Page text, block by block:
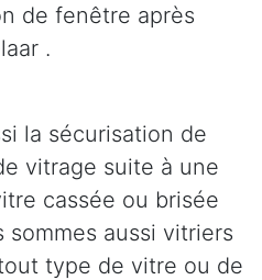
de fenêtre après
.
la sécurisation de
vitrage suite à une
cassée ou brisée
sommes aussi vitriers
type de vitre ou de